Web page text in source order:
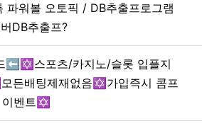
파워볼 오토픽 / DB추출프로그램
추출프?
스포츠/카지노/슬롯 입플지
든배팅제재없음✡️가입즉시 콤프
이벤트✡️